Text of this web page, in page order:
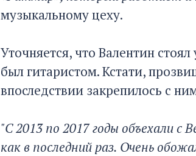
музыкальному цеху.
Уточняется, что Валентин
был гитаристом. Кстати,
впоследствии закрепилось с
"С 2013 по 2017 годы объехали с
как в последний раз. Очень